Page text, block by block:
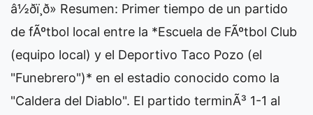
â½ðï¸ð» Resumen: Primer tiempo de un partido
de fÃºtbol local entre la *Escuela de FÃºtbol Club
(equipo local) y el Deportivo Taco Pozo (el
"Funebrero")* en el estadio conocido como la
"Caldera del Diablo". El partido terminÃ³ 1-1 al